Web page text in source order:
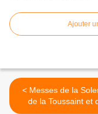
Ajouter
< Messes de la Solennité
de la Toussaint et